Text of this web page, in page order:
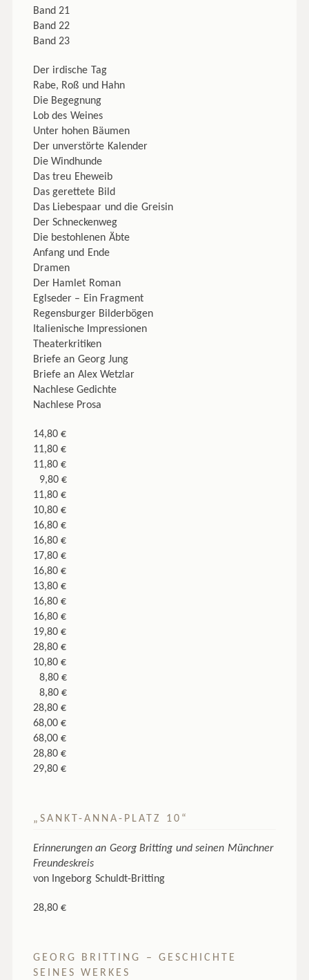
Band 21
Band 22
Band 23
Der irdische Tag
Rabe, Roß und Hahn
Die Begegnung
Lob des Weines
Unter hohen Bäumen
Der unverstörte Kalender
Die Windhunde
Das treu Eheweib
Das gerettete Bild
Das Liebespaar und die Greisin
Der Schneckenweg
Die bestohlenen Äbte
Anfang und Ende
Dramen
Der Hamlet Roman
Eglseder – Ein Fragment
Regensburger Bilderbögen
Italienische Impressionen
Theaterkritiken
Briefe an Georg Jung
Briefe an Alex Wetzlar
Nachlese Gedichte
Nachlese Prosa
14,80 €
11,80 €
11,80 €
9,80 €
11,80 €
10,80 €
16,80 €
16,80 €
17,80 €
16,80 €
13,80 €
16,80 €
16,80 €
19,80 €
28,80 €
10,80 €
8,80 €
8,80 €
28,80 €
68,00 €
68,00 €
28,80 €
29,80 €
„SANKT-ANNA-PLATZ 10“
Erinnerungen an Georg Britting und seinen Münchner
Freundeskreis
von Ingeborg Schuldt-Britting
28,80 €
GEORG BRITTING – GESCHICHTE
SEINES WERKES